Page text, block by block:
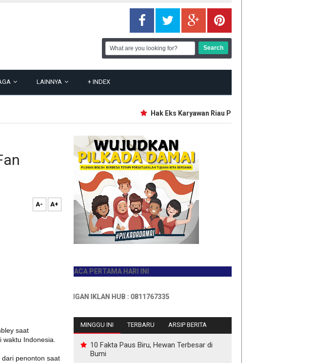
LAINNYA + INDEX
Hak Eks Karyawan Riau Pos Group Diklaim
A- A+
saat
Indonesia.
penonton saat
JADILAH PEMBACA PERTAMA HARI INI
INFO PEMASANGAN IKLAN HUB : 0811767335
MINGGU INI TERBARU ARSIP BERITA
10 Fakta Paus Biru, Hewan Terbesar di
Bumi